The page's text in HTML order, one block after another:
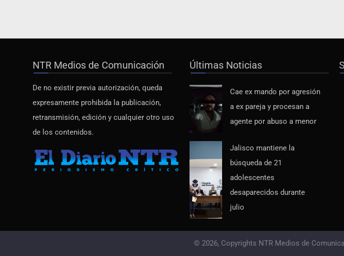
NTR Medios de Comunicación
De no existir previa autorización, queda
expresamente prohibida la publicación,
retransmisión, edición y cualquier otro uso
de los contenidos.
Últimas Noticias
Cae ex mando por agresión
a ex pareja y procesan a
agente por abuso a menor
Jalisco mantiene la
búsqueda de 21
adolescentes
desaparecidos durante
julio
© 2026, Copyrights NTR Medios de